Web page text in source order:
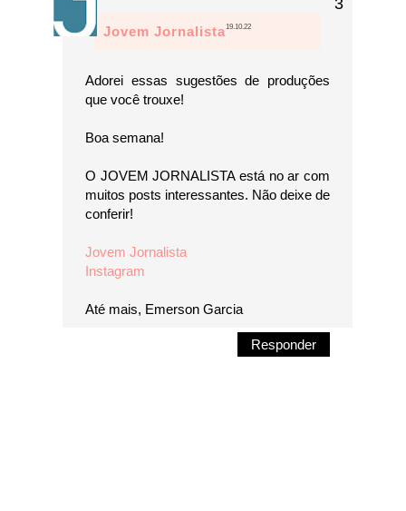
Jovem Jornalista19.10.22
Adorei essas sugestões de produções
que você trouxe!
Boa semana!
O JOVEM JORNALISTA está no ar com
muitos posts interessantes. Não deixe de
conferir!
Jovem Jornalista
Instagram
Até mais, Emerson Garcia
Responder